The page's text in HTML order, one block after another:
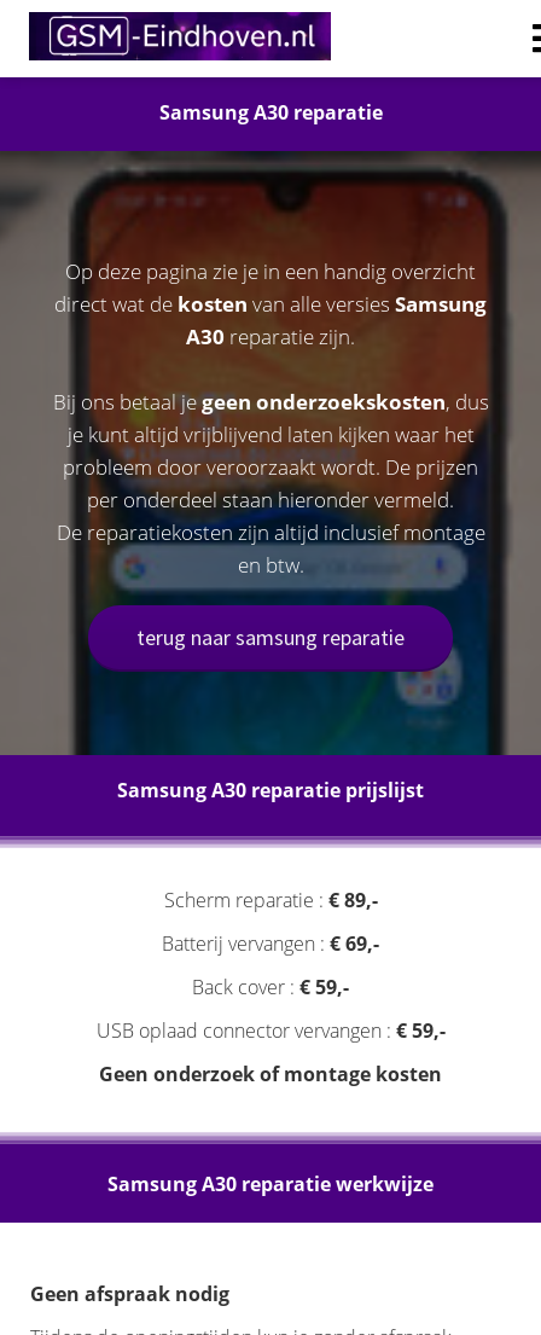
Samsung A30reparatie
Op deze pagina zie je in een handig overzicht
direct wat de kosten van alle versies Samsung
A30 reparatie zijn.
Bij ons betaal jegeen onderzoekskosten, dus
je kunt altijd vrijblijvend laten kijken waar het
probleem door veroorzaakt wordt. De prijzen
per onderdeel staan hieronder vermeld.
De reparatiekosten zijn altijd inclusief montage
en btw.
terug naar samsung reparatie
Samsung A30 reparatie prijslijst
Scherm reparatie : € 89,-
Batterij vervangen : € 69,-
Back cover : € 59,-
USB oplaad connector vervangen : € 59,-
Geen onderzoek of montage kosten
Samsung A30 reparatie werkwijze
Geen afspraak nodig